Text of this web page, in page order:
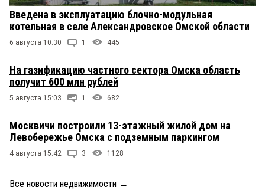
Введена в эксплуатацию блочно-модульная
котельная в селе Александровское Омской области
6 августа 10:30 1 445
На газификацию частного сектора Омска область
получит 600 млн рублей
5 августа 15:03 1 682
Москвичи построили 13-этажный жилой дом на
Левобережье Омска с подземным паркингом
4 августа 15:42 3 1128
Все новости недвижимости →